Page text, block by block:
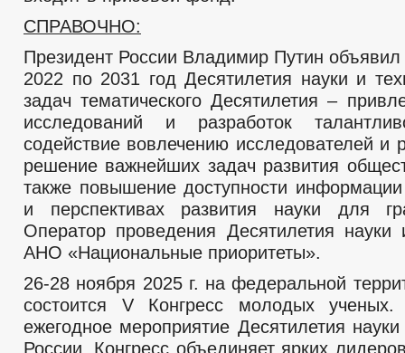
СПРАВОЧНО:
Президент России Владимир Путин
2022 по 2031 год Десятилетия науки и
задач тематического Десятилетия –
исследований и разработок
содействие вовлечению исследователей и
решение важнейших задач развития
также повышение доступности
и перспективах развития науки для
Оператор проведения Десятилетия науки
АНО «Национальные приоритеты».
26-28 ноября 2025 г. на федеральной
состоится V Конгресс молодых
ежегодное мероприятие Десятилетия
России. Конгресс объединяет ярких